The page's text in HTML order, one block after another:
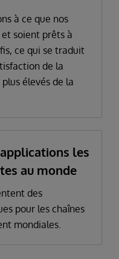
à ce que nos
soient prêts à
ce qui se traduit
de la
élevés de la
les
au monde
des
pour les chaînes
mondiales.